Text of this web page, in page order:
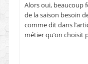
Alors oui, beaucoup
de la saison besoin
comme dit dans
métier qu’on choisit